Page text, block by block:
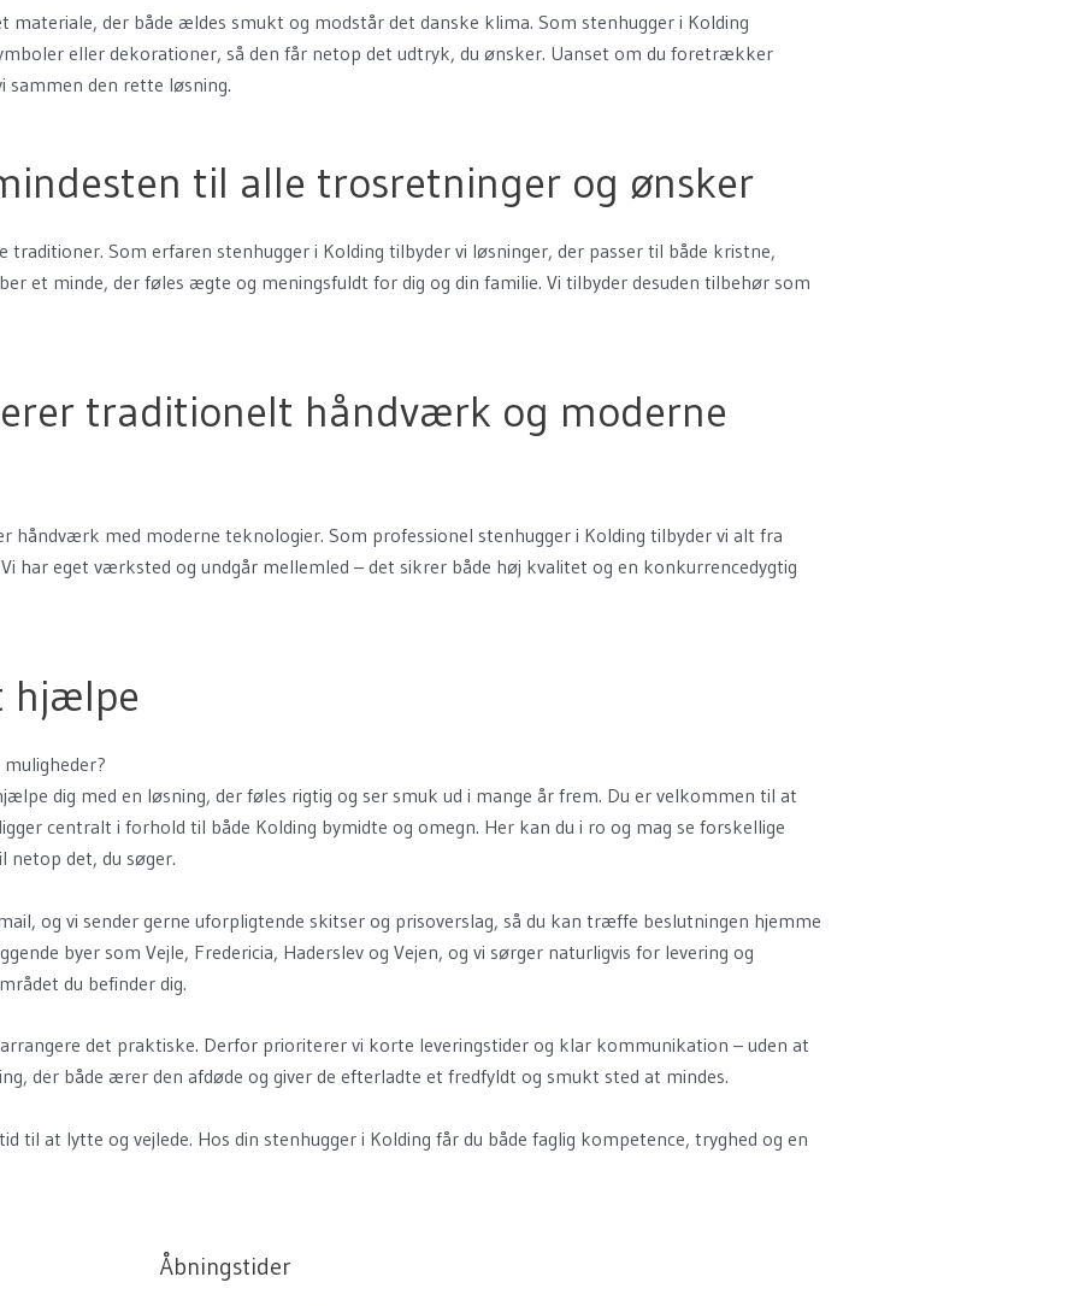
der både ældes smukt og modstår det danske klima. Som stenhugger i Kolding
eller dekorationer, så den får netop det udtryk, du ønsker. Uanset om du foretrækker
sammen den rette løsning.
til alle trosretninger og ønsker
Som erfaren stenhugger i Kolding tilbyder vi løsninger, der passer til både kristne,
et minde, der føles ægte og meningsfuldt for dig og din familie. Vi tilbyder desuden tilbehør som
traditionelt håndværk og moderne
håndværk med moderne teknologier. Som professionel stenhugger i Kolding tilbyder vi alt fra
har eget værksted og undgår mellemled – det sikrer både høj kvalitet og en konkurrencedygtig
hjælpe
dig med en løsning, der føles rigtig og ser smuk ud i mange år frem. Du er velkommen til at
centralt i forhold til både Kolding bymidte og omegn. Her kan du i ro og mag se forskellige
netop det, du søger.
og vi sender gerne uforpligtende skitser og prisoverslag, så du kan træffe beslutningen hjemme
byer som Vejle, Fredericia, Haderslev og Vejen, og vi sørger naturligvis for levering og
du befinder dig.
det praktiske. Derfor prioriterer vi korte leveringstider og klar kommunikation – uden at
der både ærer den afdøde og giver de efterladte et fredfyldt og smukt sted at mindes.
til at lytte og vejlede. Hos din stenhugger i Kolding får du både faglig kompetence, tryghed og en
Åbningstider